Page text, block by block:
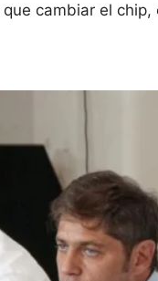
cambiar el